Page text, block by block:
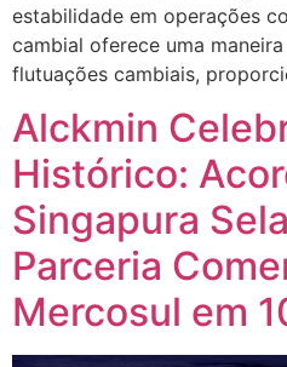
estabilidade em operações
cambial oferece uma
flutuações cambiais,
Alckmin
Histórico:
Singapura
Parceria
Mercosul em